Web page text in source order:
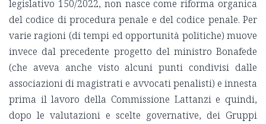
legislativo 150/2022, non nasce come riforma organica
del codice di procedura penale e del codice penale. Per
varie ragioni (di tempi ed opportunità politiche) muove
invece dal precedente progetto del ministro Bonafede
(che aveva anche visto alcuni punti condivisi dalle
associazioni di magistrati e avvocati penalisti) e innesta
prima il lavoro della Commissione Lattanzi e quindi,
dopo le valutazioni e scelte governative, dei Gruppi